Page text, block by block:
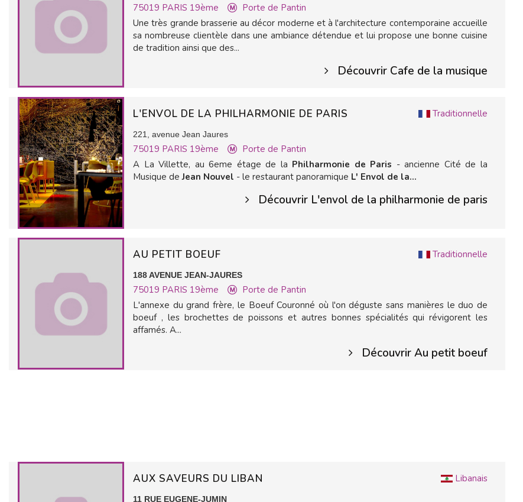
75019 PARIS 19ème
Porte de Pantin
Une très grande brasserie au décor moderne et à l'architecture contemporaine accueille
sa nombreuse clientèle dans une ambiance détendue et lui propose une bonne cuisine
de tradition ainsi que des...
Découvrir Cafe de la musique
Traditionnelle
L'ENVOL DE LA PHILHARMONIE DE PARIS
221, avenue Jean Jaures
75019 PARIS 19ème
Porte de Pantin
A La Villette, au 6eme étage de la Philharmonie de Paris - ancienne Cité de la
Musique de Jean Nouvel - le restaurant panoramique L' Envol de la...
Découvrir L'envol de la philharmonie de paris
Traditionnelle
AU PETIT BOEUF
188 AVENUE JEAN-JAURES
75019 PARIS 19ème
Porte de Pantin
L'annexe du grand frère, le Boeuf Couronné où l'on déguste sans manières le duo de
boeuf , les brochettes de poissons et autres bonnes spécialités qui révigorent les
affamés. A...
Découvrir Au petit boeuf
Libanais
AUX SAVEURS DU LIBAN
11 RUE EUGENE-JUMIN